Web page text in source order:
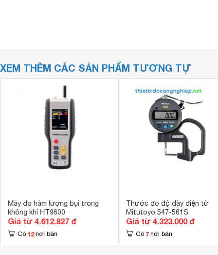
XEM THÊM CÁC SẢN PHẨM TƯƠNG TỰ
Máy đo hàm lượng bụi trong
không khí HT9600
Giá từ 4.612.827 đ
Có 12 nơi bán
Thước đo độ dày điện tử
Mitutoyo 547-561S
Giá từ 4.323.000 đ
Có 7 nơi bán